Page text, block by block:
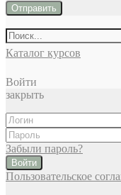
Отправить
Каталог курсов
Войти
закрыть
Забыли пароль?
Войти
Пользовательское